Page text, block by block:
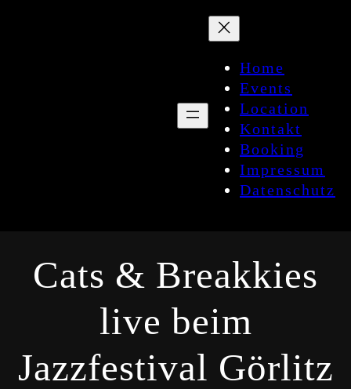
Home
Events
Location
Kontakt
Booking
Impressum
Datenschutz
Cats & Breakkies
live beim
Jazzfestival Görlitz